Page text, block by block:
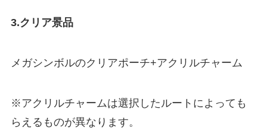
3.クリア景品
メガシンボルのクリアポーチ+アクリルチャーム
※アクリルチャームは選択したルートによっても
らえるものが異なります。